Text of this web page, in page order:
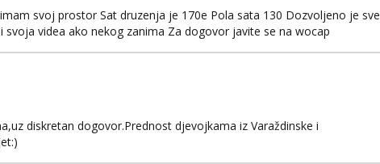
svoj prostor Sat druzenja je 170e Pola sata 130 Dozvoljeno je sve
videa ako nekog zanima Za dogovor javite se na wocap
diskretan dogovor.Prednost djevojkama iz Varaždinske i